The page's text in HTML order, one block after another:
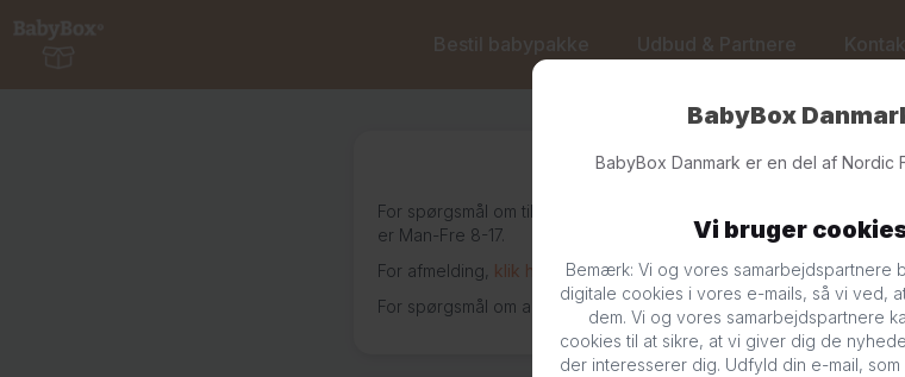
Bestil babypakke Udbud & Partnere
BabyBox
BabyBox Danmark er en del af Nordic
Vi bruger
Bemærk: Vi og vores samarbejdspartnere
digitale cookies i vores e-mails, så vi ved,
dem. Vi og vores samarbejdspartnere
cookies til at sikre, at vi giver dig de
der interesserer dig. Udfyld din e-mail,
Kontakt os
For spørgsmål om tilmelding og produkter i BabyBox, kontakt vores
er Man-Fre 8-17.
For afmelding, klik her
For spørgsmål om annoncering og bookning send ene-mail eller